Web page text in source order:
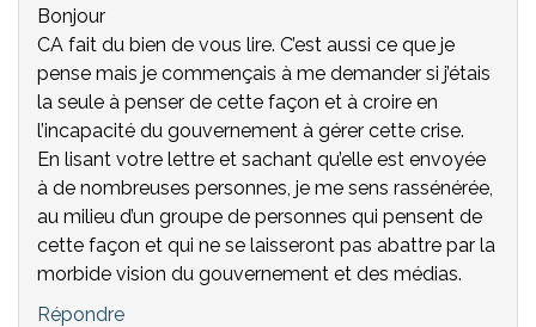
Bonjour
CA fait du bien de vous lire. C’est aussi ce que je
pense mais je commençais à me demander si j’étais
la seule à penser de cette façon et à croire en
l’incapacité du gouvernement à gérer cette crise.
En lisant votre lettre et sachant qu’elle est envoyée
à de nombreuses personnes, je me sens rassénérée,
au milieu d’un groupe de personnes qui pensent de
cette façon et qui ne se laisseront pas abattre par la
morbide vision du gouvernement et des médias.
Répondre